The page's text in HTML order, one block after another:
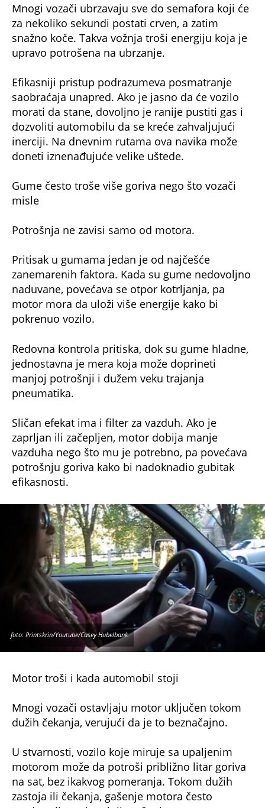
Mnogi vozači ubrzavaju sve do semafora koji će
za nekoliko sekundi postati crven, a zatim
snažno koče. Takva vožnja troši energiju koja je
upravo potrošena na ubrzanje.
Efikasniji pristup podrazumeva posmatranje
saobraćaja unapred. Ako je jasno da će vozilo
morati da stane, dovoljno je ranije pustiti gas i
dozvoliti automobilu da se kreće zahvaljujući
inerciji. Na dnevnim rutama ova navika može
doneti iznenađujuće velike uštede.
Gume često troše više goriva nego što vozači
misle
Potrošnja ne zavisi samo od motora.
Pritisak u gumama jedan je od najčešće
zanemarenih faktora. Kada su gume nedovoljno
naduvane, povećava se otpor kotrljanja, pa
motor mora da uloži više energije kako bi
pokrenuo vozilo.
Redovna kontrola pritiska, dok su gume hladne,
jednostavna je mera koja može doprineti
manjoj potrošnji i dužem veku trajanja
pneumatika.
Sličan efekat ima i filter za vazduh. Ako je
zaprljan ili začepljen, motor dobija manje
vazduha nego što mu je potrebno, pa povećava
potrošnju goriva kako bi nadoknadio gubitak
efikasnosti.
foto: Printskrin/Youtube/Casey Hubelbank
Motor troši i kada automobil stoji
Mnogi vozači ostavljaju motor uključen tokom
dužih čekanja, verujući da je to beznačajno.
U stvarnosti, vozilo koje miruje sa upaljenim
motorom može da potroši približno litar goriva
na sat, bez ikakvog pomeranja. Tokom dužih
zastoja ili čekanja, gašenje motora često